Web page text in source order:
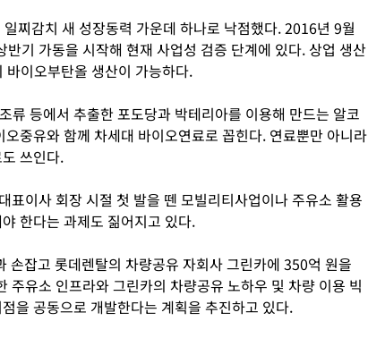
찌감치 새 성장동력 가운데 하나로 낙점했다. 2016년 9월
기 가동을 시작해 현재 사업성 검증 단계에 있다. 상업 생산
이오부탄올 생산이 가능하다.
류 등에서 추출한 포도당과 박테리아를 이용해 만드는 알코
중유와 함께 차세대 바이오연료로 꼽힌다. 연료뿐만 아니라
쓰인다.
표이사 회장 시절 첫 발을 뗀 모빌리티사업이나 주유소 활용
한다는 과제도 짊어지고 있다.
손잡고 롯데렌탈의 차량공유 자회사 그린카에 350억 원을
주유소 인프라와 그린카의 차량공유 노하우 및 차량 이용 빅
을 공동으로 개발한다는 계획을 추진하고 있다.